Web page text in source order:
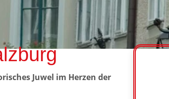
Juwel im Herzen der